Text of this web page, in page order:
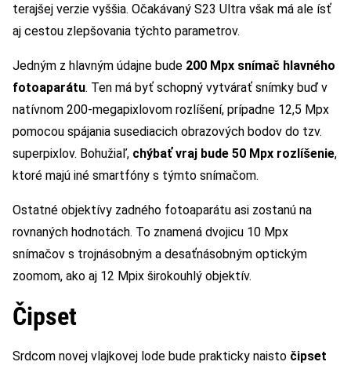
terajšej verzie vyššia. Očakávaný S23 Ultra však má ale ísť
aj cestou zlepšovania týchto parametrov.
Jedným z hlavným údajne bude 200 Mpx snímač hlavného
fotoaparátu. Ten má byť schopný vytvárať snímky buď v
natívnom 200-megapixlovom rozlíšení, prípadne 12,5 Mpx
pomocou spájania susediacich obrazových bodov do tzv.
superpixlov. Bohužiaľ, chýbať vraj bude 50 Mpx rozlíšenie,
ktoré majú iné smartfóny s týmto snímačom.
Ostatné objektívy zadného fotoaparátu asi zostanú na
rovnaných hodnotách. To znamená dvojicu 10 Mpx
snímačov s trojnásobným a desaťnásobným optickým
zoomom, ako aj 12 Mpix širokouhlý objektív.
Čipset
Srdcom novej vlajkovej lode bude prakticky naisto čipset